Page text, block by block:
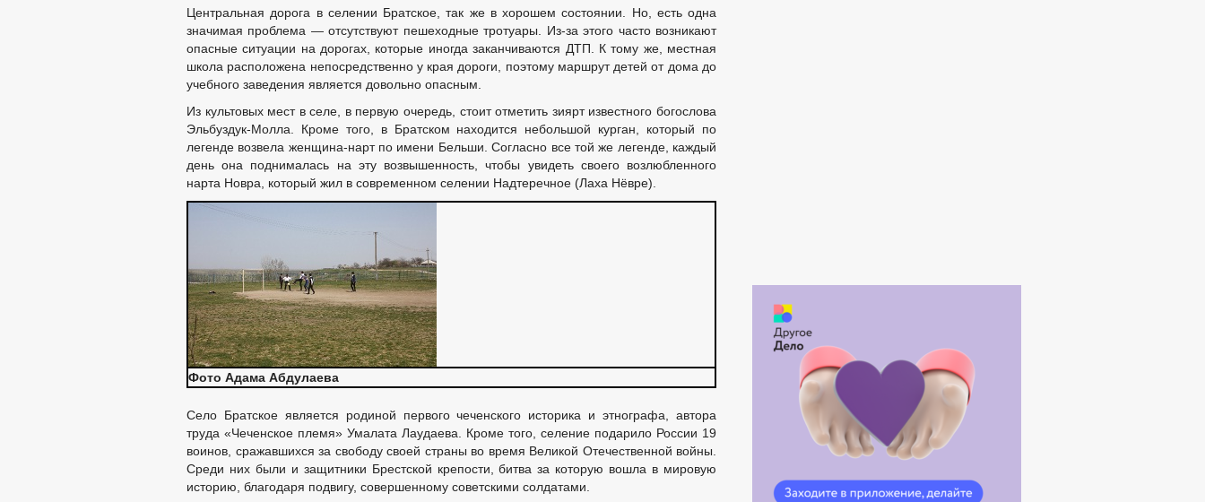
Центральная дорога в селении Братское, так же в хорошем состоянии. Но, есть одна
значимая проблема — отсутствуют пешеходные тротуары. Из-за этого часто возникают
опасные ситуации на дорогах, которые иногда заканчиваются ДТП. К тому же, местная
школа расположена непосредственно у края дороги, поэтому маршрут детей от дома до
учебного заведения является довольно опасным.
Из культовых мест в селе, в первую очередь, стоит отметить зиярт известного богослова
Эльбуздук-Молла. Кроме того, в Братском находится небольшой курган, который по
легенде возвела женщина-нарт по имени Бельши. Согласно все той же легенде, каждый
день она поднималась на эту возвышенность, чтобы увидеть своего возлюбленного
нарта Новра, который жил в современном селении Надтеречное (Лаха Нёвре).
Фото Адама Абдулаева
Село Братское является родиной первого чеченского историка и этнографа, автора
труда «Чеченское племя» Умалата Лаудаева. Кроме того, селение подарило России 19
воинов, сражавшихся за свободу своей страны во время Великой Отечественной войны.
Среди них были и защитники Брестской крепости, битва за которую вошла в мировую
историю, благодаря подвигу, совершенному советскими солдатами.